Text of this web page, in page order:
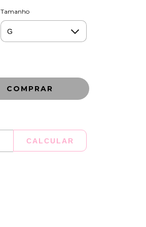
Tamanho
CALCULAR